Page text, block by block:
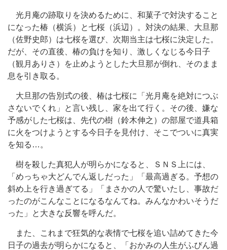
光月庵の跡取りを決めるために、和菓子で対決すること
になった椿（横浜）と七桜（浜辺）。対決の結果、大旦那
（佐野史郎）は七桜を選び、次期当主は七桜に決定した。
だが、その直後、椿の負けを知り、激しくなじる今日子
（観月ありさ）を止めようとした大旦那が倒れ、そのまま
息を引き取る。
大旦那の告別式の後、椿は七桜に「光月庵を絶対につぶ
さないでくれ」と言い残し、家を出て行く。その後、嫌な
予感がした七桜は、先代の樹（鈴木伸之）の部屋で道具箱
に火をつけようとする今日子を見付け、そこでついに真実
を知る…。
樹を殺した真犯人が明らかになると、ＳＮＳ上には、
「めっちゃ大どんでん返しだった」「最高過ぎる。予想の
斜め上を行き過ぎてる」「まさかの人で驚いたし、事故だ
ったのがこんなことになるなんてね。みんなかわいそうだ
った」と大きな反響を呼んだ。
また、これまで狂気的な表情で七桜を追い詰めてきた今
日子の過去が明らかになると、「おかみの人生がふびん過